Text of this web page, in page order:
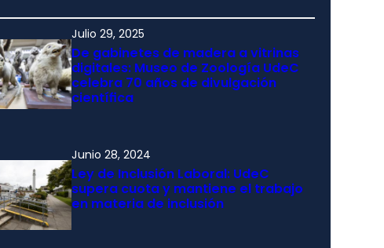
Julio 29, 2025
De gabinetes de madera a vitrinas
digitales: Museo de Zoología UdeC
celebra 70 años de divulgación
científica
Junio 28, 2024
Ley de Inclusión Laboral: UdeC
supera cuota y mantiene el trabajo
en materia de inclusión